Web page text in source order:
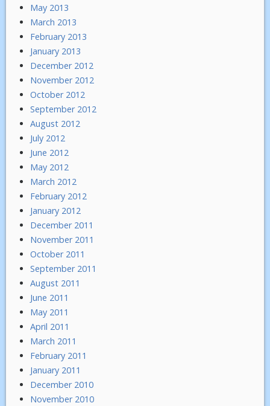
May 2013
March 2013
February 2013
January 2013
December 2012
November 2012
October 2012
September 2012
August 2012
July 2012
June 2012
May 2012
March 2012
February 2012
January 2012
December 2011
November 2011
October 2011
September 2011
August 2011
June 2011
May 2011
April 2011
March 2011
February 2011
January 2011
December 2010
November 2010